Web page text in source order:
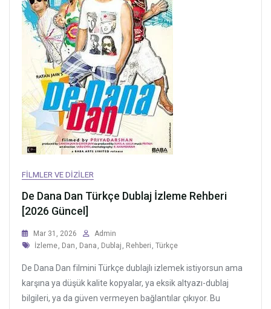
FILMLER VE DIZILER
De Dana Dan Türkçe Dublaj İzleme Rehberi
[2026 Güncel]
Mar 31, 2026
Admin
Tags
İzleme, Dan , Dana , Dublaj , Rehberi , Türkçe
De Dana Dan filmini Türkçe dublajlı izlemek istiyorsun ama
karşına ya düşük kalite kopyalar, ya eksik altyazı-dublaj
bilgileri, ya da güven vermeyen bağlantılar çıkıyor. Bu